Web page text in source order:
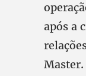
após a